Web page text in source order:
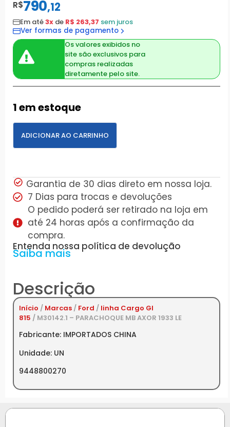
R$790,12
Em até3x de R$ 263,37 sem juros
Ver formas de pagamento
Os valores exibidos no
site são exclusivos para
compras realizadas
diretamente pelo site.
1 em estoque
ADICIONAR AO CARRINHO
Garantia de 30 dias direto em nossa loja.
7 Dias para trocas e devoluções
O pedido poderá ser retirado na loja em
até 24 horas após a confirmação da
compra.
Entenda nossa política de devolução
Saiba mais
Descrição
Início / Marcas / Ford / linha Cargo GI
815 / M30142.1 – PARACHOQUE MB AXOR 1933 LE
Fabricante: IMPORTADOS CHINA
Unidade: UN
9448800270